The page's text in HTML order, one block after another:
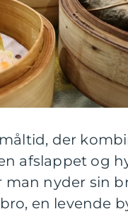
der
afslappet og
nyder sin
en levende